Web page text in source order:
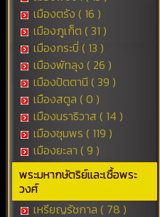
เมืองตรัง ( 16 )
เมืองภูเก็ต ( 31 )
เมืองกระบี่ ( 13 )
เมืองพัทลุง ( 26 )
เมืองปัตตานี ( 39 )
เมืองสตูล ( 0 )
เมืองนราธิวาส ( 14 )
เมืองชุมพร ( 119 )
เมืองยะลา ( 9 )
พระมหากษัตริย์และเชื้อพระ
วงศ์
เหรียญรัชกาล ( 78 )